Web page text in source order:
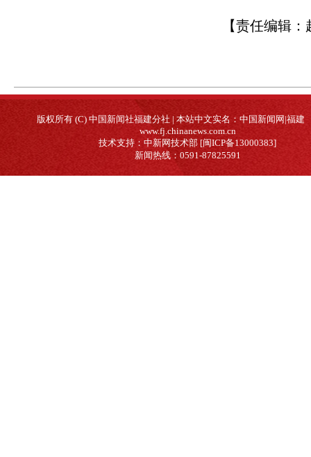
【责任编辑：
版权所有 (C) 中国新闻社福建分社 | 本站中文实名：中国新闻网|福建
www.fj.chinanews.com.cn
技术支持：中新网技术部 [闽ICP备13000383]
新闻热线：0591-87825591